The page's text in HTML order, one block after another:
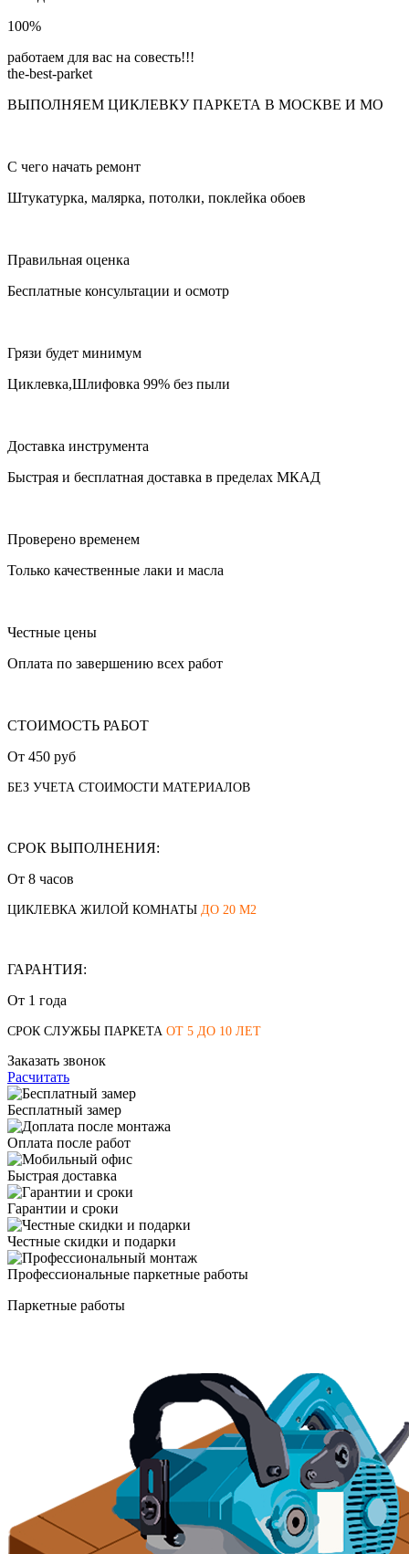
100%
работаем для вас на совесть!!!
the-best-parket
ВЫПОЛНЯЕМ ЦИКЛЕВКУ ПАРКЕТА В МОСКВЕ И МО
С чего начать ремонт
Штукатурка, малярка, потолки, поклейка обоев
Правильная оценка
Бесплатные консультации и осмотр
Грязи будет минимум
Циклевка,Шлифовка 99% без пыли
Доставка инструмента
Быстрая и бесплатная доставка в пределах МКАД
Проверено временем
Только качественные лаки и масла
Честные цены
Оплата по завершению всех работ
СТОИМОСТЬ РАБОТ
От 450 руб
БЕЗ УЧЕТА СТОИМОСТИ МАТЕРИАЛОВ
СРОК ВЫПОЛНЕНИЯ:
От 8 часов
ЦИКЛЕВКА ЖИЛОЙ КОМНАТЫ ДО 20 М2
ГАРАНТИЯ:
От 1 года
СРОК СЛУЖБЫ ПАРКЕТА ОТ 5 ДО 10 ЛЕТ
Заказать звонок
Расчитать
Бесплатный замер
Оплата после работ
Быстрая доставка
Гарантии и сроки
Честные скидки и подарки
Профессиональные паркетные работы
Паркетные работы